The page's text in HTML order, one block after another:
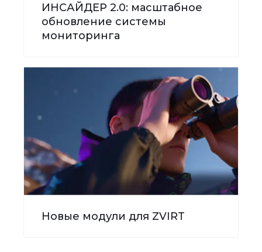
ИНСАЙДЕР 2.0: масштабное
обновление системы
мониторинга
Новые модули для ZVIRT